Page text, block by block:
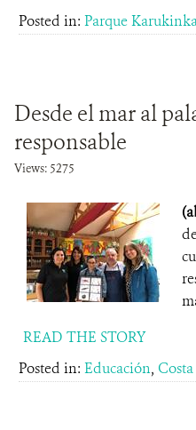
Posted in: Parque
Desde el mar al
responsable
Views: 5275
READ THE STORY
Posted in: Educación,